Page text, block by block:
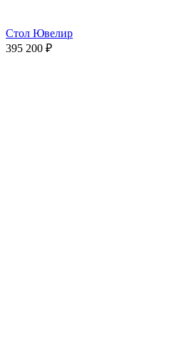
Стол Ювелир
395 200 ₽